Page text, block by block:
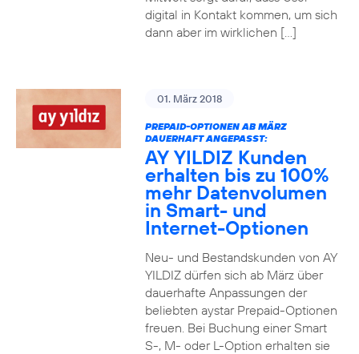
digital in Kontakt kommen, um sich
dann aber im wirklichen […]
01. März 2018
PREPAID-OPTIONEN AB MÄRZ
DAUERHAFT ANGEPASST:
AY YILDIZ Kunden
erhalten bis zu 100%
mehr Datenvolumen
in Smart- und
Internet-Optionen
Neu- und Bestandskunden von AY
YILDIZ dürfen sich ab März über
dauerhafte Anpassungen der
beliebten aystar Prepaid-Optionen
freuen. Bei Buchung einer Smart
S-, M- oder L-Option erhalten sie